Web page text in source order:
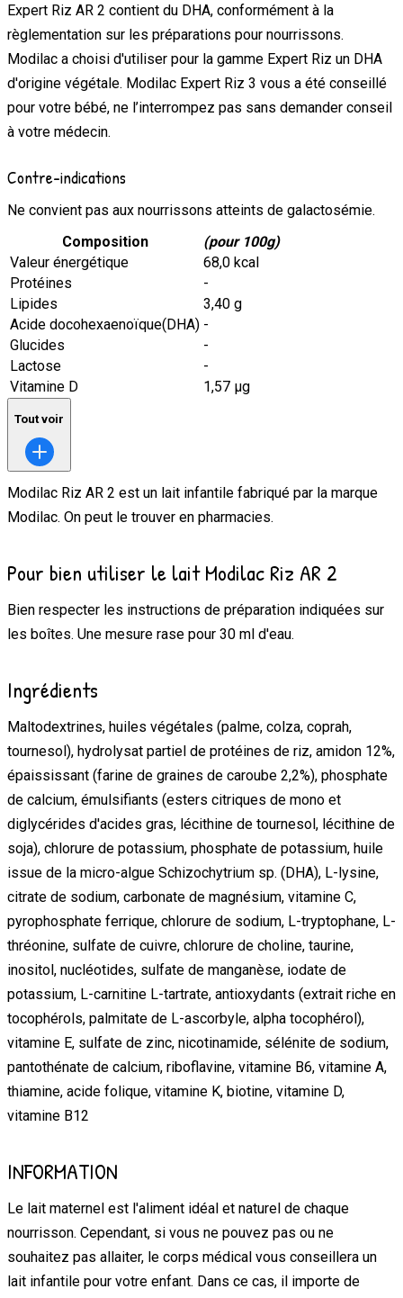
Expert Riz AR 2 contient du DHA, conformément à la
règlementation sur les préparations pour nourrissons.
Modilac a choisi d'utiliser pour la gamme Expert Riz un DHA
d'origine végétale. Modilac Expert Riz 3 vous a été conseillé
pour votre bébé, ne l’interrompez pas sans demander conseil
à votre médecin.
Contre-indications
Ne convient pas aux nourrissons atteints de galactosémie.
Composition
(pour 100g)
Valeur énergétique
68,0 kcal
Protéines
-
Lipides
3,40 g
Acide docohexaenoïque(DHA) -
Glucides
-
Lactose
-
Vitamine D
1,57 μg
Tout voir
Modilac Riz AR 2 est un lait infantile fabriqué par la marque
Modilac. On peut le trouver en pharmacies.
Pour bien utiliser le lait Modilac Riz AR 2
Bien respecter les instructions de préparation indiquées sur
les boîtes. Une mesure rase pour 30 ml d'eau.
Ingrédients
Maltodextrines, huiles végétales (palme, colza, coprah,
tournesol), hydrolysat partiel de protéines de riz, amidon 12%,
épaississant (farine de graines de caroube 2,2%), phosphate
de calcium, émulsifiants (esters citriques de mono et
diglycérides d'acides gras, lécithine de tournesol, lécithine de
soja), chlorure de potassium, phosphate de potassium, huile
issue de la micro-algue Schizochytrium sp. (DHA), L-lysine,
citrate de sodium, carbonate de magnésium, vitamine C,
pyrophosphate ferrique, chlorure de sodium, L-tryptophane, L-
thréonine, sulfate de cuivre, chlorure de choline, taurine,
inositol, nucléotides, sulfate de manganèse, iodate de
potassium, L-carnitine L-tartrate, antioxydants (extrait riche en
tocophérols, palmitate de L-ascorbyle, alpha tocophérol),
vitamine E, sulfate de zinc, nicotinamide, sélénite de sodium,
pantothénate de calcium, riboflavine, vitamine B6, vitamine A,
thiamine, acide folique, vitamine K, biotine, vitamine D,
vitamine B12
INFORMATION
Le lait maternel est l'aliment idéal et naturel de chaque
nourrisson. Cependant, si vous ne pouvez pas ou ne
souhaitez pas allaiter, le corps médical vous conseillera un
lait infantile pour votre enfant. Dans ce cas, il importe de